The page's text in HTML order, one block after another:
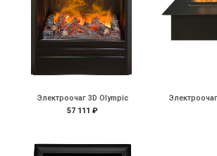
Электроочаг 3D Olympic
57 111 ₽